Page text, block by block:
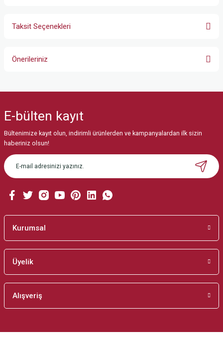
Taksit Seçenekleri
Önerileriniz
Görüş ve önerileriniz için teşekkür ederiz.
Ürün resmi kalitesiz, bozuk veya görüntülenemiyor.
Ürün açıklamasında eksik bilgiler bulunuyor.
Ürün bilgilerinde hatalar bulunuyor.
Bu ürüne benzer farklı alternatifler olmalı.
E-bülten kayıt
Bültenimize kayıt olun, indirimli ürünlerden ve kampanyalardan ilk sizin
haberiniz olsun!
Kurumsal
Üyelik
Alışveriş